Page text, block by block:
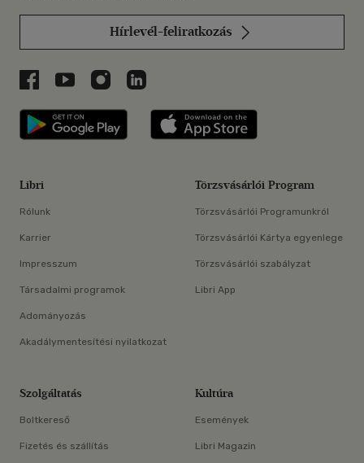
Hírlevél-feliratkozás
Libri a Facebookon
Libri a Youtube-on
Libri az Instagramon
Libri a LinkedInen
Libri applikáció Szerezd meg: Google
Libri
Rólunk
Karrier
Impresszum
Társadalmi programok
Adományozás
Akadálymentesítési nyilatkozat
Törzsvásárlói Program
Törzsvásárlói Programunkról
Törzsvásárlói Kártya egyenlege
Törzsvásárlói szabályzat
Libri App
Szolgáltatás
Boltkereső
Fizetés és szállítás
Kultúra
Események
Libri Magazin